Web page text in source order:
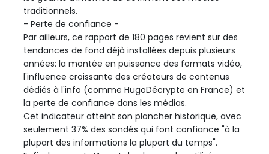
traditionnels.
- Perte de confiance -
Par ailleurs, ce rapport de 180 pages revient sur des
tendances de fond déjà installées depuis plusieurs
années: la montée en puissance des formats vidéo,
l'influence croissante des créateurs de contenus
dédiés à l'info (comme HugoDécrypte en France) et
la perte de confiance dans les médias.
Cet indicateur atteint son plancher historique, avec
seulement 37% des sondés qui font confiance "à la
plupart des informations la plupart du temps".